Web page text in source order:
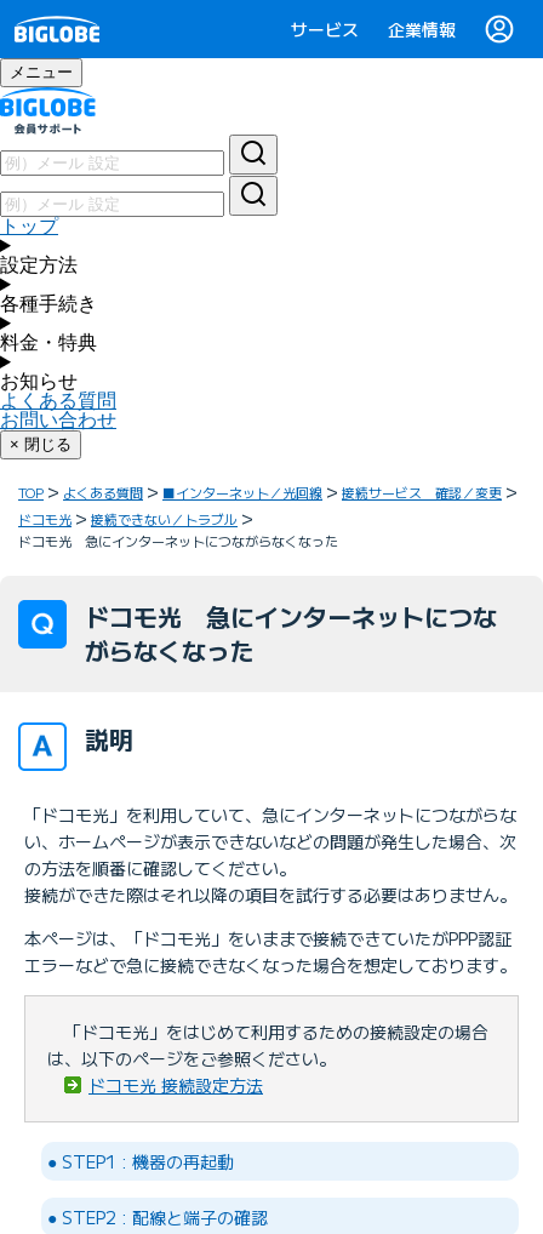
サービス 企業情報
メニュー
トップ
設定方法
各種手続き
料金・特典
お知らせ
よくある質問
お問い合わせ
× 閉じる
TOP よくある質問 ■インターネット／光回線
接続サービス 確認／変更
ドコモ光
接続できない／トラブル
ドコモ光 急にインターネットにつながらなくなった
ドコモ光 急にインターネットにつな
がらなくなった
説明
「ドコモ光」を利用していて、急にインターネットにつながらな
い、ホームページが表示できないなどの問題が発生した場合、次
の方法を順番に確認してください。
接続ができた際はそれ以降の項目を試行する必要はありません。
本ページは、「ドコモ光」をいままで接続できていたがPPP認証
エラーなどで急に接続できなくなった場合を想定しております。
「ドコモ光」をはじめて利用するための接続設定の場合
は、以下のページをご参照ください。
ドコモ光 接続設定方法
● STEP1 : 機器の再起動
● STEP2 : 配線と端子の確認